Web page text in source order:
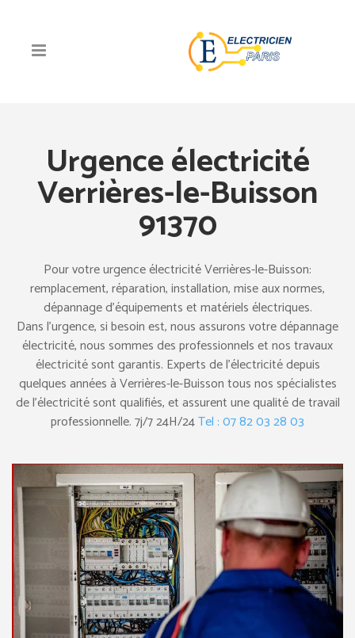
Urgence électricité
Verrières-le-Buisson
91370
Pour votre urgence électricité Verrières-le-Buisson:
remplacement, réparation, installation, mise aux normes,
dépannage d’équipements et matériels électriques.
Dans l’urgence, si besoin est, nous assurons votre dépannage
électricité, nous sommes des professionnels et nos travaux
électricité sont garantis. Experts de l’électricité depuis
quelques années à Verrières-le-Buisson tous nos spécialistes
de l’électricité sont qualifiés, et assurent une qualité de travail
professionnelle. 7j/7 24H/24Tel : 07 82 03 28 03